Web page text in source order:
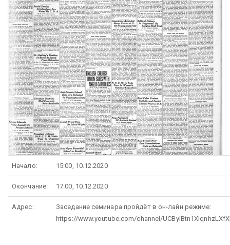
Начало: 15:00, 10.12.2020
Окончание: 17:00, 10.12.2020
Адрес:
Заседание семинара пройдёт в он-лайн режиме:
https://www.youtube.com/channel/